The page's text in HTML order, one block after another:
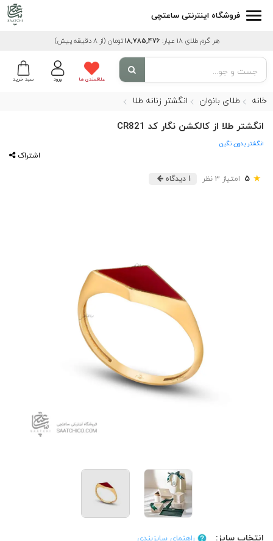
فروشگاه اینترنتی ساعتچی
هر گرم طلای 18 عیار: 18,785,476 تومان (از 8 دقیقه پیش)
سبد خرید ورود علاقمندی ها
خانه طلای بانوان انگشتر زنانه طلا
انگشتر طلا از کالکشن نگار کد CR821
انگشتر بدون نگین
اشتراک
★
5 امتیاز 3 نظر 1 دیدگاه
انتخاب سایز: راهنمای سایزبندی